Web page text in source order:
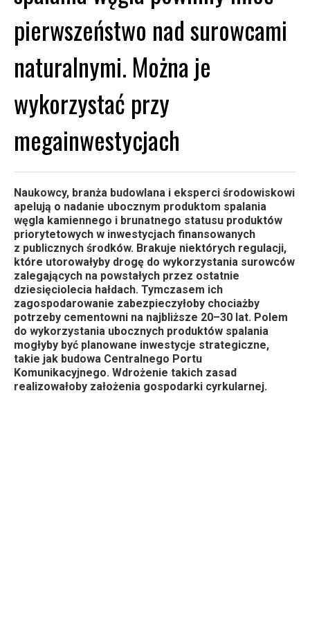
pierwszeństwo nad surowcami
naturalnymi. Można je
wykorzystać przy
megainwestycjach
Naukowcy, branża budowlana i eksperci środowiskowi
apelują o nadanie ubocznym produktom spalania
węgla kamiennego i brunatnego statusu produktów
priorytetowych w inwestycjach finansowanych
z publicznych środków. Brakuje niektórych regulacji,
które utorowałyby drogę do wykorzystania surowców
zalegających na powstałych przez ostatnie
dziesięciolecia hałdach. Tymczasem ich
zagospodarowanie zabezpieczyłoby chociażby
potrzeby cementowni na najbliższe 20–30 lat. Polem
do wykorzystania ubocznych produktów spalania
mogłyby być planowane inwestycje strategiczne,
takie jak budowa Centralnego Portu
Komunikacyjnego. Wdrożenie takich zasad
realizowałoby założenia gospodarki cyrkularnej.